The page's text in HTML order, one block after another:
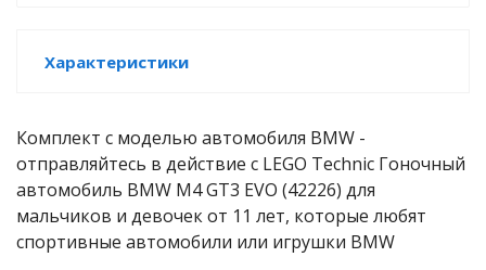
Характеристики
Комплект с моделью автомобиля BMW -
отправляйтесь в действие с LEGO Technic Гоночный
автомобиль BMW M4 GT3 EVO (42226) для
мальчиков и девочек от 11 лет, которые любят
спортивные автомобили или игрушки BMW